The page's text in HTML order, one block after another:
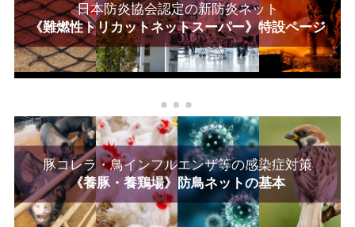
日本防炎協会認定の新防炎ネット
《難燃性トリカットネットスーパー》特設ページ
豚コレラ・鳥インフルエンザ等の感染症対策
《養豚・養鶏場》防鳥ネットの基本